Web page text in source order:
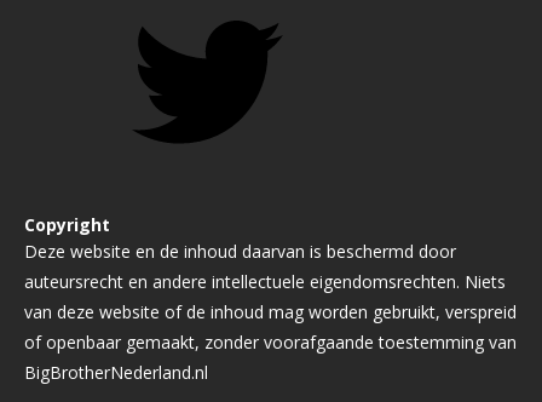
Copyright
Deze website en de inhoud daarvan is beschermd door
auteursrecht en andere intellectuele eigendomsrechten. Niets
van deze website of de inhoud mag worden gebruikt, verspreid
of openbaar gemaakt, zonder voorafgaande toestemming van
BigBrotherNederland.nl